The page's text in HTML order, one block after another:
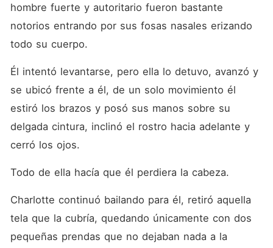
hombre fuerte y autoritario fueron bastante
notorios entrando por sus fosas nasales erizando
todo su cuerpo.
Él intentó levantarse, pero ella lo detuvo, avanzó y
se ubicó frente a él, de un solo movimiento él
estiró los brazos y posó sus manos sobre su
delgada cintura, inclinó el rostro hacia adelante y
cerró los ojos.
Todo de ella hacía que él perdiera la cabeza.
Charlotte continuó bailando para él, retiró aquella
tela que la cubría, quedando únicamente con dos
pequeñas prendas que no dejaban nada a la